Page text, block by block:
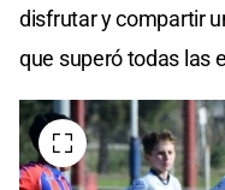
disfrutar y compartir
que superó todas las